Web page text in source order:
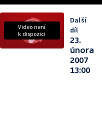
Video není
k dispozici
Další
díl
23.
února
2007
13:00